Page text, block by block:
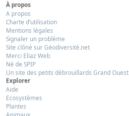
À propos
A propos
Charte d’utilisation
Mentions légales
Signaler un problème
Site clôné sur Géodiversité.net
Merci Eliaz Web
Né de SPIP
Un site des petits débrouillards Grand Ouest
Explorer
Aide
Ecosystèmes
Plantes